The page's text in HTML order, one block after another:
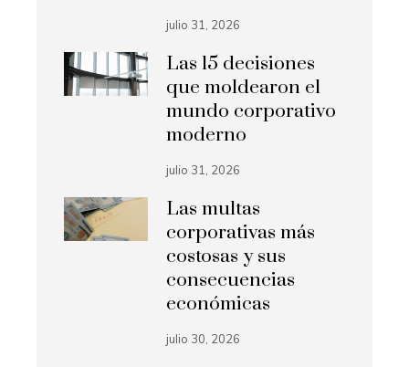
julio 31, 2026
Las 15 decisiones
que moldearon el
mundo corporativo
moderno
julio 31, 2026
Las multas
corporativas más
costosas y sus
consecuencias
económicas
julio 30, 2026